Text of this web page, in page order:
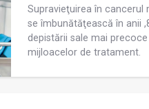
Supravieţuirea în cancerul
se îmbunătăţească în anii
depistării sale mai
mijloacelor de tratament.